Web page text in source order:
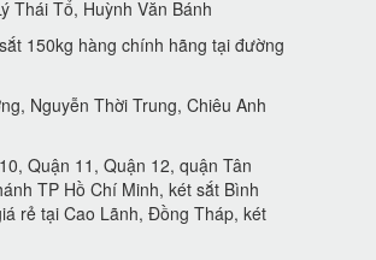
Thái Tổ, Huỳnh Văn Bánh
150kg hàng chính hãng tại đường
Nguyễn Thời Trung, Chiêu Anh
Quận 11, Quận 12, quận Tân
TP Hồ Chí Minh, két sắt Bình
rẻ tại Cao Lãnh, Đồng Tháp, két